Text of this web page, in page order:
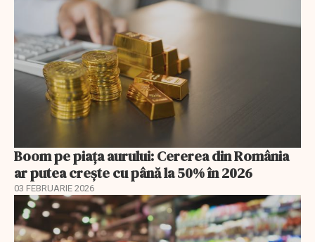
Boom pe piața aurului: Cererea din România
ar putea crește cu până la 50% în 2026
03 FEBRUARIE 2026